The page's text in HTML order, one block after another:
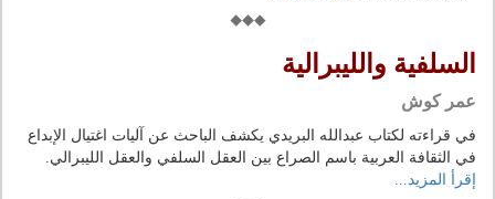
السلفية والليبرالية
عمر كوش
في قراءته لكتاب عبدالله البريدي يكشف الباحث عن آليات اغتيال الإبداع
في الثقافة العربية باسم الصراع بين العقل السلفي والعقل الليبرالي.
إقرأ المزيد...